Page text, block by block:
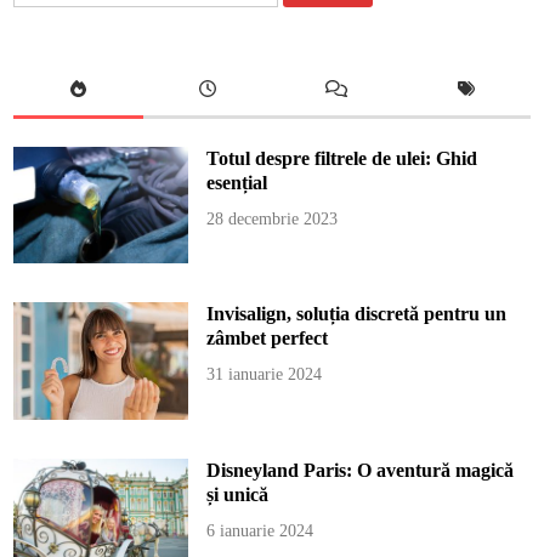
Totul despre filtrele de ulei: Ghid
esențial
28 decembrie 2023
Invisalign, soluția discretă pentru un
zâmbet perfect
31 ianuarie 2024
Disneyland Paris: O aventură magică
și unică
6 ianuarie 2024